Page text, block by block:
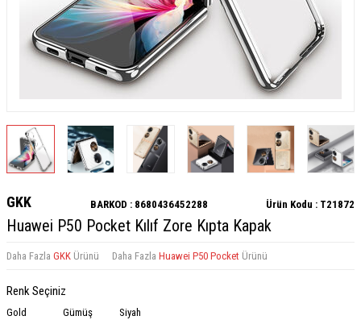
GKK BARKOD : 8680436452288 Ürün Kodu : T21872
Huawei P50 Pocket Kılıf Zore Kıpta Kapak
Daha Fazla GKK Ürünü Daha Fazla Huawei P50 Pocket Ürünü
Renk Seçiniz
Gold Gümüş Siyah